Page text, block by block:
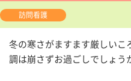
訪問看護
冬の寒さがますます厳しい
調は崩さずお過ごしでしょう